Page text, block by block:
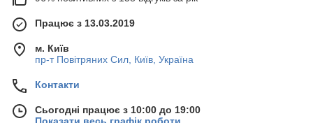
Працює з 13.03.2019
м. Київ
пр-т Повiтряних Сил, Київ, Україна
Контакти
Сьогодні працює з 10:00 до 19:00